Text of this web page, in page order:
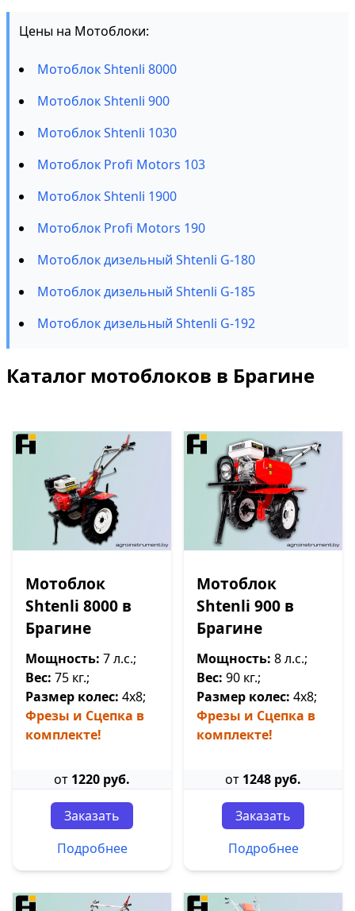
Цены на Мотоблоки:
Мотоблок Shtenli 8000
Мотоблок Shtenli 900
Мотоблок Shtenli 1030
Мотоблок Profi Motors 103
Мотоблок Shtenli 1900
Мотоблок Profi Motors 190
Мотоблок дизельный Shtenli G-180
Мотоблок дизельный Shtenli G-185
Мотоблок дизельный Shtenli G-192
Каталог мотоблоков в Брагине
Мотоблок
Shtenli 8000 в
Брагине
Мощность: 7 л.с.;
Вес: 75 кг.;
Размер колес: 4х8;
Фрезы и Сцепка в
комплекте!
от 1220 руб.
Заказать
Подробнее
Мотоблок
Shtenli 900 в
Брагине
Мощность: 8 л.с.;
Вес: 90 кг.;
Размер колес: 4х8;
Фрезы и Сцепка в
комплекте!
от 1248 руб.
Заказать
Подробнее